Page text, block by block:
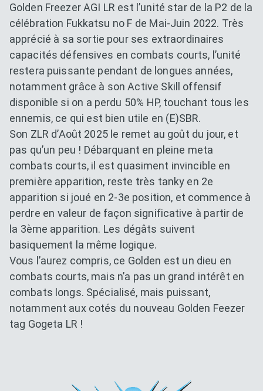
Golden Freezer AGI LR est l’unité star de la P2 de la
célébration Fukkatsu no F de Mai-Juin 2022. Très
apprécié à sa sortie pour ses extraordinaires
capacités défensives en combats courts, l’unité
restera puissante pendant de longues années,
notamment grâce à son Active Skill offensif
disponible si on a perdu 50% HP, touchant tous les
ennemis, ce qui est bien utile en (E)SBR.
Son ZLR d’Août 2025 le remet au goût du jour, et
pas qu’un peu ! Débarquant en pleine meta
combats courts, il est quasiment invincible en
première apparition, reste très tanky en 2e
apparition si joué en 2-3e position, et commence à
perdre en valeur de façon significative à partir de
la 3ème apparition. Les dégâts suivent
basiquement la même logique.
Vous l’aurez compris, ce Golden est un dieu en
combats courts, mais n’a pas un grand intérêt en
combats longs. Spécialisé, mais puissant,
notamment aux cotés du nouveau Golden Feezer
tag Gogeta LR !
Dokkan Essentials x Dragon